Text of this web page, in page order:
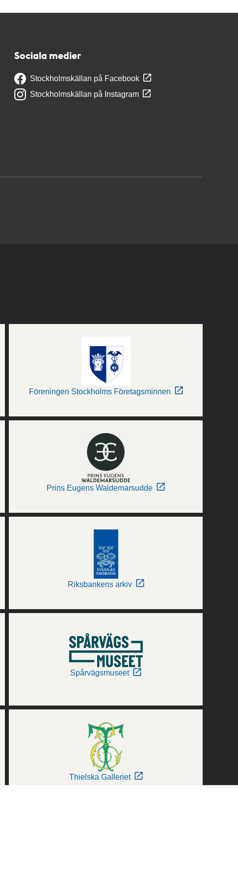
Sociala medier
Stockholmskällan på Facebook
Stockholmskällan på Instagram
Föreningen Stockholms Företagsminnen
Prins Eugens Waldemarsudde
Riksbankens arkiv
Spårvägsmuseet
Thielska Galleriet